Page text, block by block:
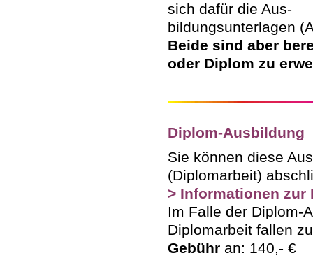
sich dafür die Aus-
bildungsunterlagen
Beide sind aber
oder Diplom zu
Diplom-Ausbildung
Sie können diese
(Diplomarbeit)
> Informationen
Im Falle der Diplom-
Diplomarbeit fallen
Gebühr an: 140,- €